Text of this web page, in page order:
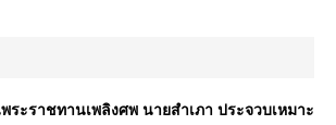
ระราชทานเพลิงศพ นายสำเภา ประจวบเหมาะ